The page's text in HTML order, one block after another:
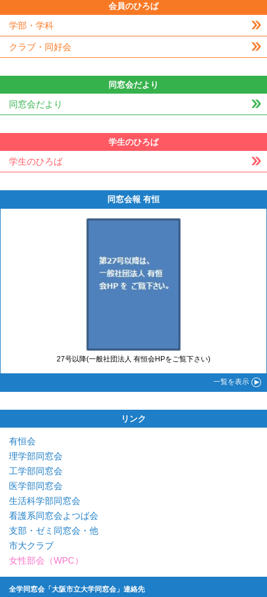
会員のひろば
学部・学科
クラブ・同好会
同窓会だより
同窓会だより
学生のひろば
学生のひろば
同窓会報 有恒
27号以降(一般社団法人 有恒会HPをご覧下さい)
一覧を表示
リンク
有恒会
理学部同窓会
工学部同窓会
医学部同窓会
生活科学部同窓会
看護系同窓会よつば会
支部・ゼミ同窓会・他
市大クラブ
女性部会（WPC）
全学同窓会「大阪市立大学同窓会」連絡先